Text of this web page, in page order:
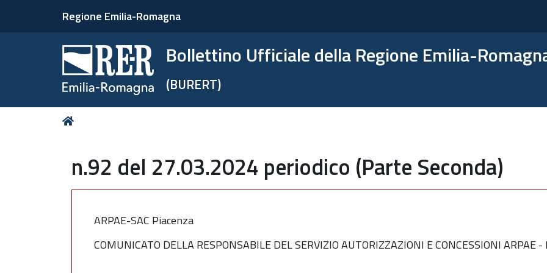
Regione Emilia-Romagna
Bollettino Ufficiale della Regione Emilia-
(BURERT)
Tu
n.92 del 27.03.2024 periodico (Parte Seconda)
ARPAE-SAC Piacenza
COMUNICATO DELLA RESPONSABILE DEL SERVIZIO AUTORIZZAZIONI E CONCESSIONI ARPAE